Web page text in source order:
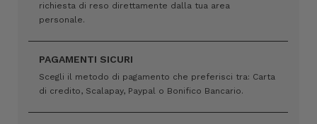
richiesta di reso direttamente dalla tua area
personale.
PAGAMENTI SICURI
Scegli il metodo di pagamento che preferisci tra: Carta
di credito, Scalapay, Paypal o Bonifico Bancario.